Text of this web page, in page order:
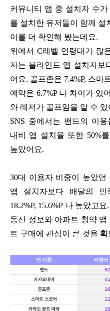
커뮤니티 앱 중 설치자 수
를 설치한 유저들이 함께 설
이를 더 확인해 봤는데요.
위에서 C레벨 연령대가 많
자는 블라인드 앱 설치자보
어요. 골프존은 7.4%P, 스마
예약은 6.7%P 나 차이가 있어
와 레저가 골프임을 알 수 있
SNS 중에서는 밴드의 이
내비 앱 설치율 또한 50%
높았어요.
30대 이용자 비중이 높았던
앱 설치자보다 배달의 민
18.2%P, 15.6%P 나 높았고요.
동산 정보와 아파트 청약 앱
트 구매에 관심이 큰 것을